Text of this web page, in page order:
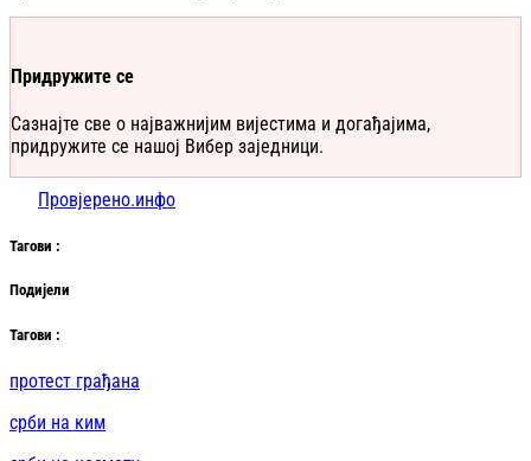
Придружите се
Сазнајте све о најважнијим вијестима и догађајима,
придружите се нашој Вибер заједници.
Провјерено.инфо
Тагови :
Подијели
Тагови :
протест грађана
срби на ким